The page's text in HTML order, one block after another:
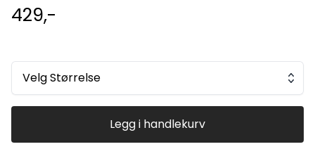
sammen med den matchende Amber Baila Bikini Tanga eller
miks og match med vårt brede utvalg av bikinibukser.
429,-
Velg Størrelse
Legg i handlekurv